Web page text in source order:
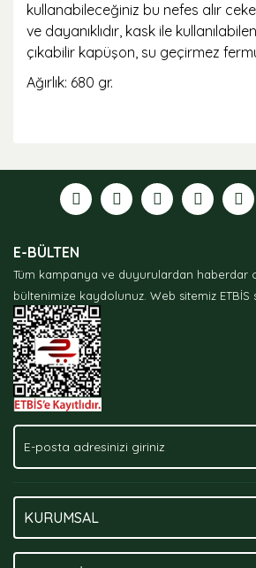
kullanabileceğiniz bu nefes alır
ve dayanıklıdır, kask ile
çıkabilir kapüşon, su geçirmez
Ağırlık: 680 gr.
formunu kullanarak tarafımıza
Görüş ve önerileriniz için teşekkür
Ürün açıklamasında eksik bilgiler
Ürün bilgilerinde hatalar bulunuyor.
Ürün fiyatı diğer sitelerden daha pahalı.
Bu ürüne benzer farklı alternatifler olmalı.
E-BÜLTEN
Tüm kampanya ve duyurulardan haberdar
bültenimize kaydolunuz. Web sitemiz ETBİS
KURUMSAL